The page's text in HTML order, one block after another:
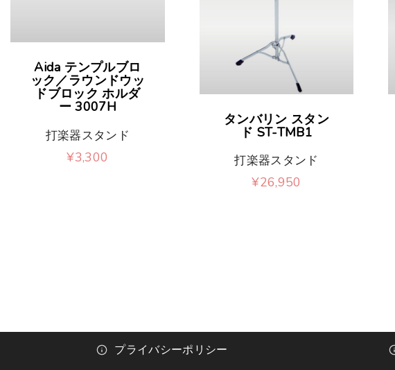
Aida テンプルブロ
ック／ラウンドウッ
ドブロック ホルダ
ー 3007H
打楽器スタンド
¥3,300
タンバリン スタン
ド ST-TMB1
打楽器スタンド
¥26,950
プライバシーポリシー